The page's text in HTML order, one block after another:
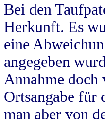
Bei den
Herkunft. Es
eine
angegeben
Annahme
Ortsangabe für
man aber von